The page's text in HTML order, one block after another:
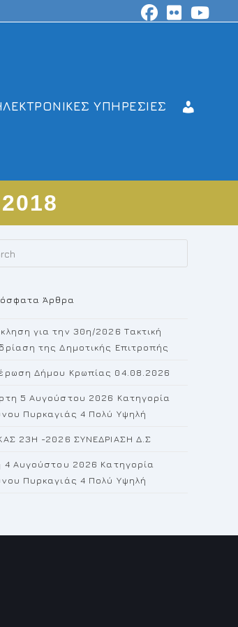
ΥΠΗΡΕΣΙΕΣ
Escape
Άρθρα
για την 30η/2026 Τακτική
της Δημοτικής Επιτροπής
Δήμου Κρωπίας 04.08.2026
5 Αυγούστου 2026 Κατηγορία
Πυρκαγιάς 4 Πολύ Υψηλή
23H -2026 ΣΥΝΕΔΡΙΑΣΗ Δ.Σ
4 Αυγούστου 2026 Κατηγορία
Πυρκαγιάς 4 Πολύ Υψηλή